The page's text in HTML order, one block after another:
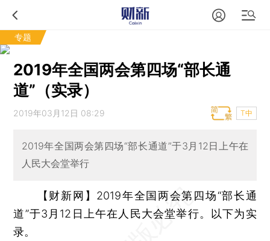
专题
2019年全国两会第四场“部长通
道”（实录）
2019年03月12日 08:29 T中
2019年全国两会第四场“部长通道”于3月12日上午在
人民大会堂举行
【财新网】 2019年全国两会第四场“部长通
道”于3月12日上午在人民大会堂举行。以下为实
录。